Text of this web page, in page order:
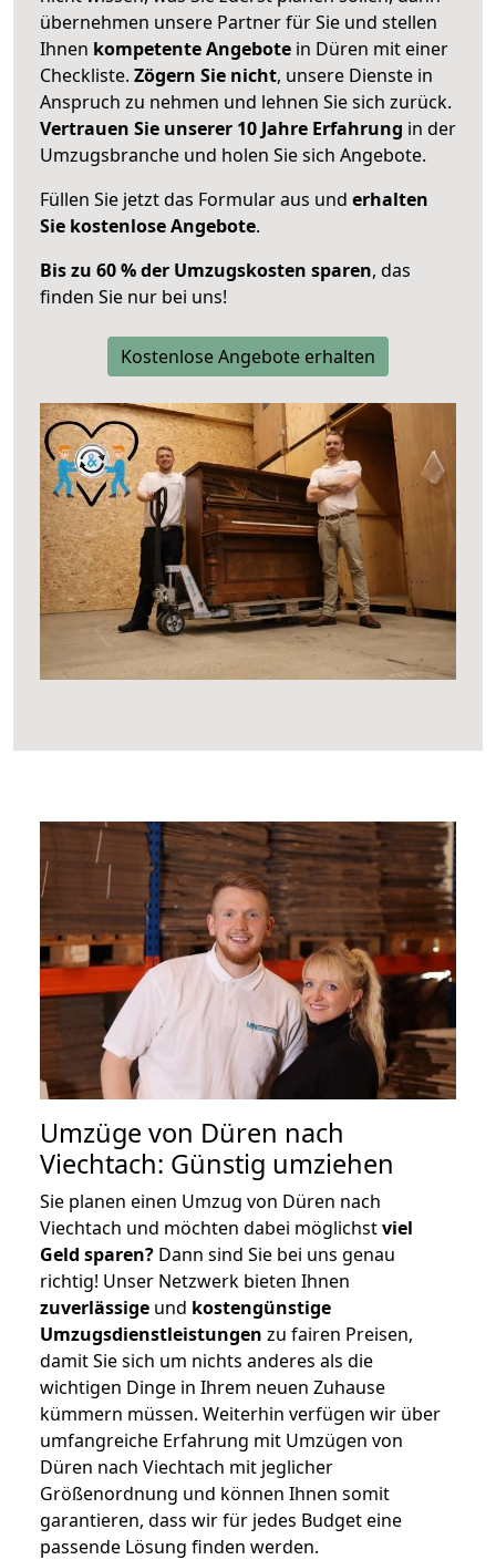
übernehmen unsere Partner für Sie und stellen
Ihnen kompetente Angebote in Düren mit einer
Checkliste. Zögern Sie nicht, unsere Dienste in
Anspruch zu nehmen und lehnen Sie sich zurück.
Vertrauen Sie unserer 10 Jahre Erfahrung in der
Umzugsbranche und holen Sie sich Angebote.
Füllen Sie jetzt das Formular aus und erhalten
Sie kostenlose Angebote.
Bis zu 60 % der Umzugskosten sparen, das
finden Sie nur bei uns!
Kostenlose Angebote erhalten
Umzüge von Düren nach
Viechtach: Günstig umziehen
Sie planen einen Umzug von Düren nach
Viechtach und möchten dabei möglichstviel
Geld sparen? Dann sind Sie bei uns genau
richtig! Unser Netzwerk bieten Ihnen
zuverlässige und kostengünstige
Umzugsdienstleistungen zu fairen Preisen,
damit Sie sich um nichts anderes als die
wichtigen Dinge in Ihrem neuen Zuhause
kümmern müssen. Weiterhin verfügen wir über
umfangreiche Erfahrung mit Umzügen von
Düren nach Viechtach mit jeglicher
Größenordnung und können Ihnen somit
garantieren, dass wir für jedes Budget eine
passende Lösung finden werden.